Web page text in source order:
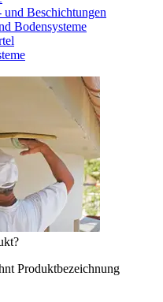
Beschichtungen
Bodensysteme
Produktbezeichnung